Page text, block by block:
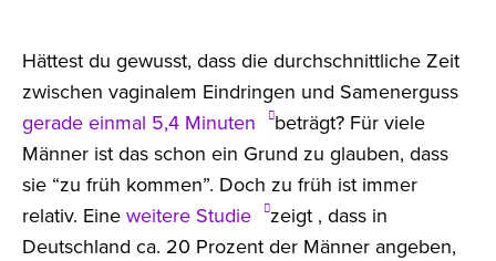
Hättest du gewusst, dass die durchschnittliche Zeit
zwischen vaginalem Eindringen und Samenerguss
gerade einmal 5,4 Minuten
beträgt? Für viele
Männer ist das schon ein Grund zu glauben, dass
sie “zu früh kommen”. Doch zu früh ist immer
relativ. Eine weitere Studie
zeigt , dass in
Deutschland ca. 20 Prozent der Männer angeben,